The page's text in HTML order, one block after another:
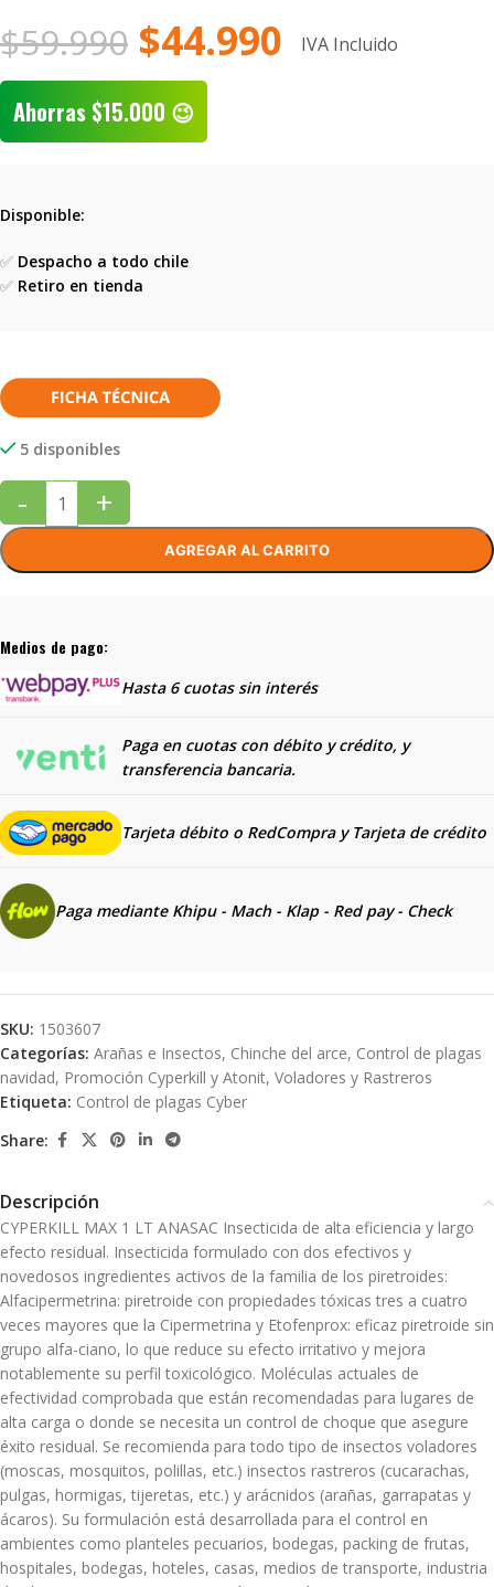
$59.990 $44.990 IVA Incluido
Ahorras $15.000 😉
Disponible:
✅ Despacho a todo chile
✅ Retiro en tienda
5 disponibles
- +
AGREGAR AL CARRITO
Medios de pago:
Hasta 6 cuotas sin interés
Paga en cuotas con débito y crédito, y
transferencia bancaria.
Tarjeta débito o RedCompra y Tarjeta de crédito
Paga mediante Khipu - Mach - Klap - Red pay - Check
SKU: 1503607
Categorías: Arañas e Insectos, Chinche del arce, Control de plagas
navidad, Promoción Cyperkill y Atonit, Voladores y Rastreros
Etiqueta: Control de plagas Cyber
Share:
Descripción
CYPERKILL MAX 1 LT ANASAC Insecticida de alta eficiencia y largo
efecto residual. Insecticida formulado con dos efectivos y
novedosos ingredientes activos de la familia de los piretroides:
Alfacipermetrina: piretroide con propiedades tóxicas tres a cuatro
veces mayores que la Cipermetrina y Etofenprox: eficaz piretroide sin
grupo alfa-ciano, lo que reduce su efecto irritativo y mejora
notablemente su perfil toxicológico. Moléculas actuales de
efectividad comprobada que están recomendadas para lugares de
alta carga o donde se necesita un control de choque que asegure
éxito residual. Se recomienda para todo tipo de insectos voladores
(moscas, mosquitos, polillas, etc.) insectos rastreros (cucarachas,
pulgas, hormigas, tijeretas, etc.) y arácnidos (arañas, garrapatas y
ácaros). Su formulación está desarrollada para el control en
ambientes como planteles pecuarios, bodegas, packing de frutas,
hospitales, bodegas, hoteles, casas, medios de transporte, industria